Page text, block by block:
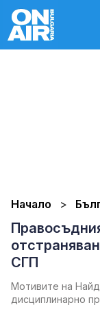
Начало
СГП
Мотивите на
дисциплинарно